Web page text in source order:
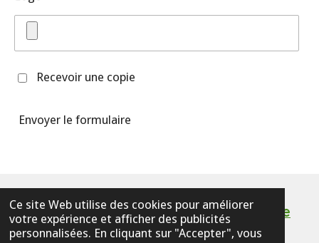
Ce site Web utilise des cookies pour améliorer
votre expérience et afficher des publicités
personnalisées. En cliquant sur "Accepter", vous
Recevoir une copie
Envoyer le formulaire
Custom order / Commande sur mesure